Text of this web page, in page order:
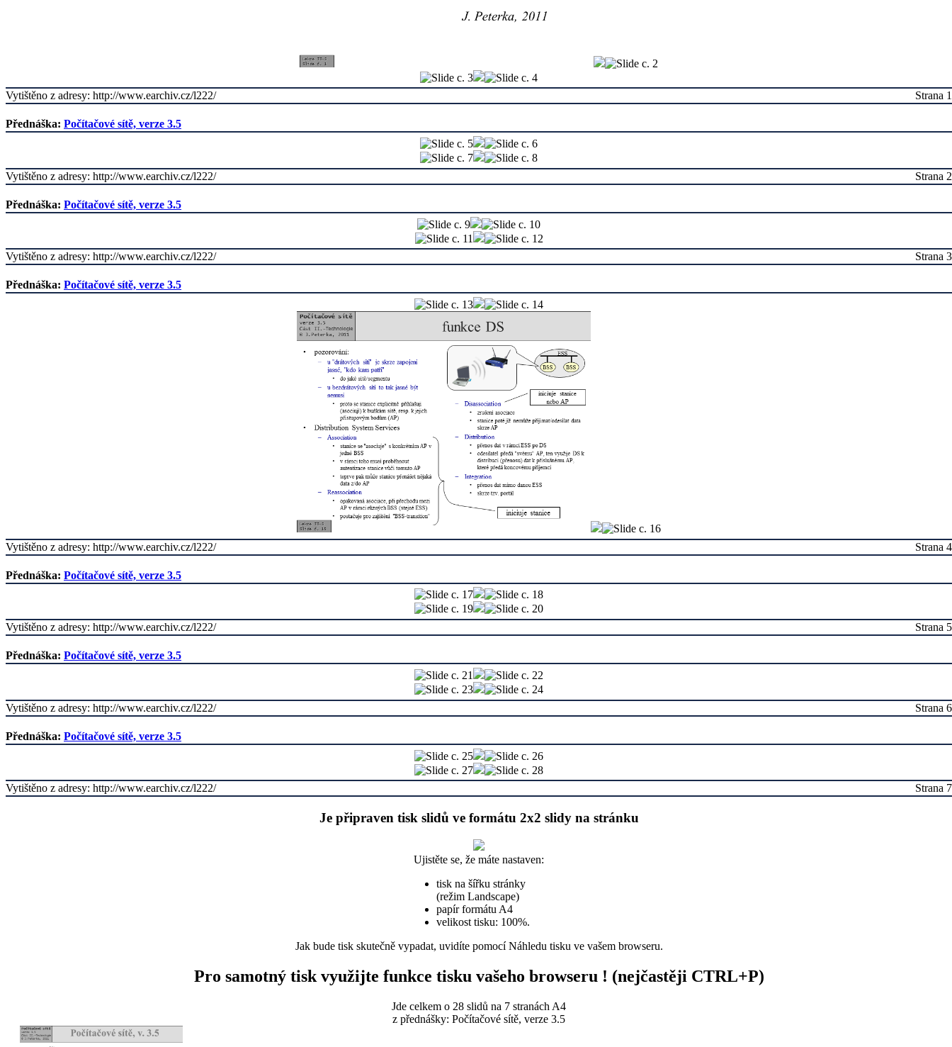
Strana 1
Vytištěno z adresy: http://www.earchiv.cz/l222/
Přednáška: Počítačové sítě, verze 3.5
Strana 2
Vytištěno z adresy: http://www.earchiv.cz/l222/
Přednáška: Počítačové sítě, verze 3.5
Strana 3
Vytištěno z adresy: http://www.earchiv.cz/l222/
Přednáška: Počítačové sítě, verze 3.5
Strana 4
Vytištěno z adresy: http://www.earchiv.cz/l222/
Přednáška: Počítačové sítě, verze 3.5
Strana 5
Vytištěno z adresy: http://www.earchiv.cz/l222/
Přednáška: Počítačové sítě, verze 3.5
Strana 6
Vytištěno z adresy: http://www.earchiv.cz/l222/
Přednáška: Počítačové sítě, verze 3.5
Strana 7
Vytištěno z adresy: http://www.earchiv.cz/l222/
Je připraven tisk slidů ve formátu 2x2 slidy na stránku
Ujistěte se, že máte nastaven:
tisk na šířku stránky
(režim Landscape)
papír formátu A4
velikost tisku: 100%.
Jak bude tisk skutečně vypadat, uvidíte pomocí Náhledu tisku ve vašem browseru.
Pro samotný tisk využijte funkce tisku vašeho browseru ! (nejčastěji CTRL+P)
Jde celkem o 28 slidů na 7 stranách A4
z přednášky: Počítačové sítě, verze 3.5